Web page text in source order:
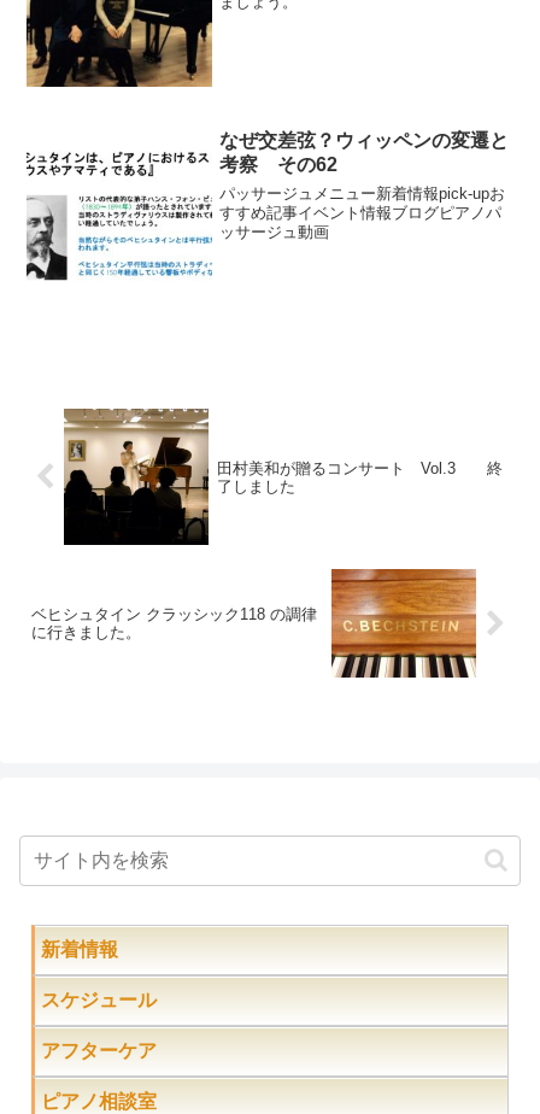
なぜ交差弦？ウィッペンの変遷と
考察 その62
パッサージュメニュー新着情報pick-upお
すすめ記事イベント情報ブログピアノパ
ッサージュ動画
田村美和が贈るコンサート Vol.3 終
了しました
ベヒシュタイン クラッシック118 の調律
に行きました。
新着情報
スケジュール
アフターケア
ピアノ相談室